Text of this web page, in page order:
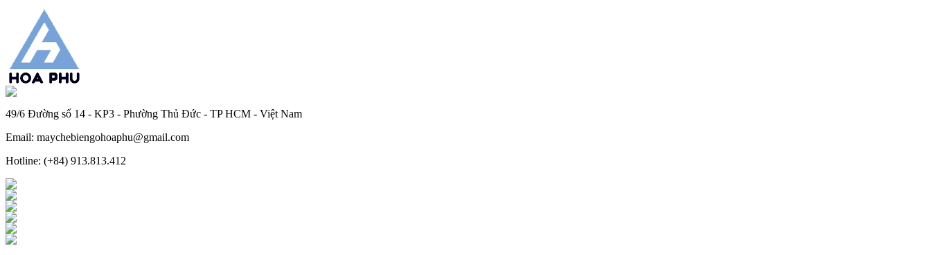
49/6 Đường số 14 - KP3 - Phường Thủ Đức - TP HCM - Việt Nam
Email: maychebiengohoaphu@gmail.com
Hotline: (+84) 913.813.412